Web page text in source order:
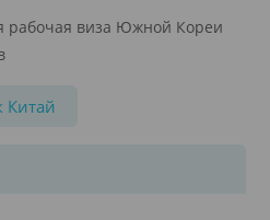
рабочая виза Южной Кореи
Китай